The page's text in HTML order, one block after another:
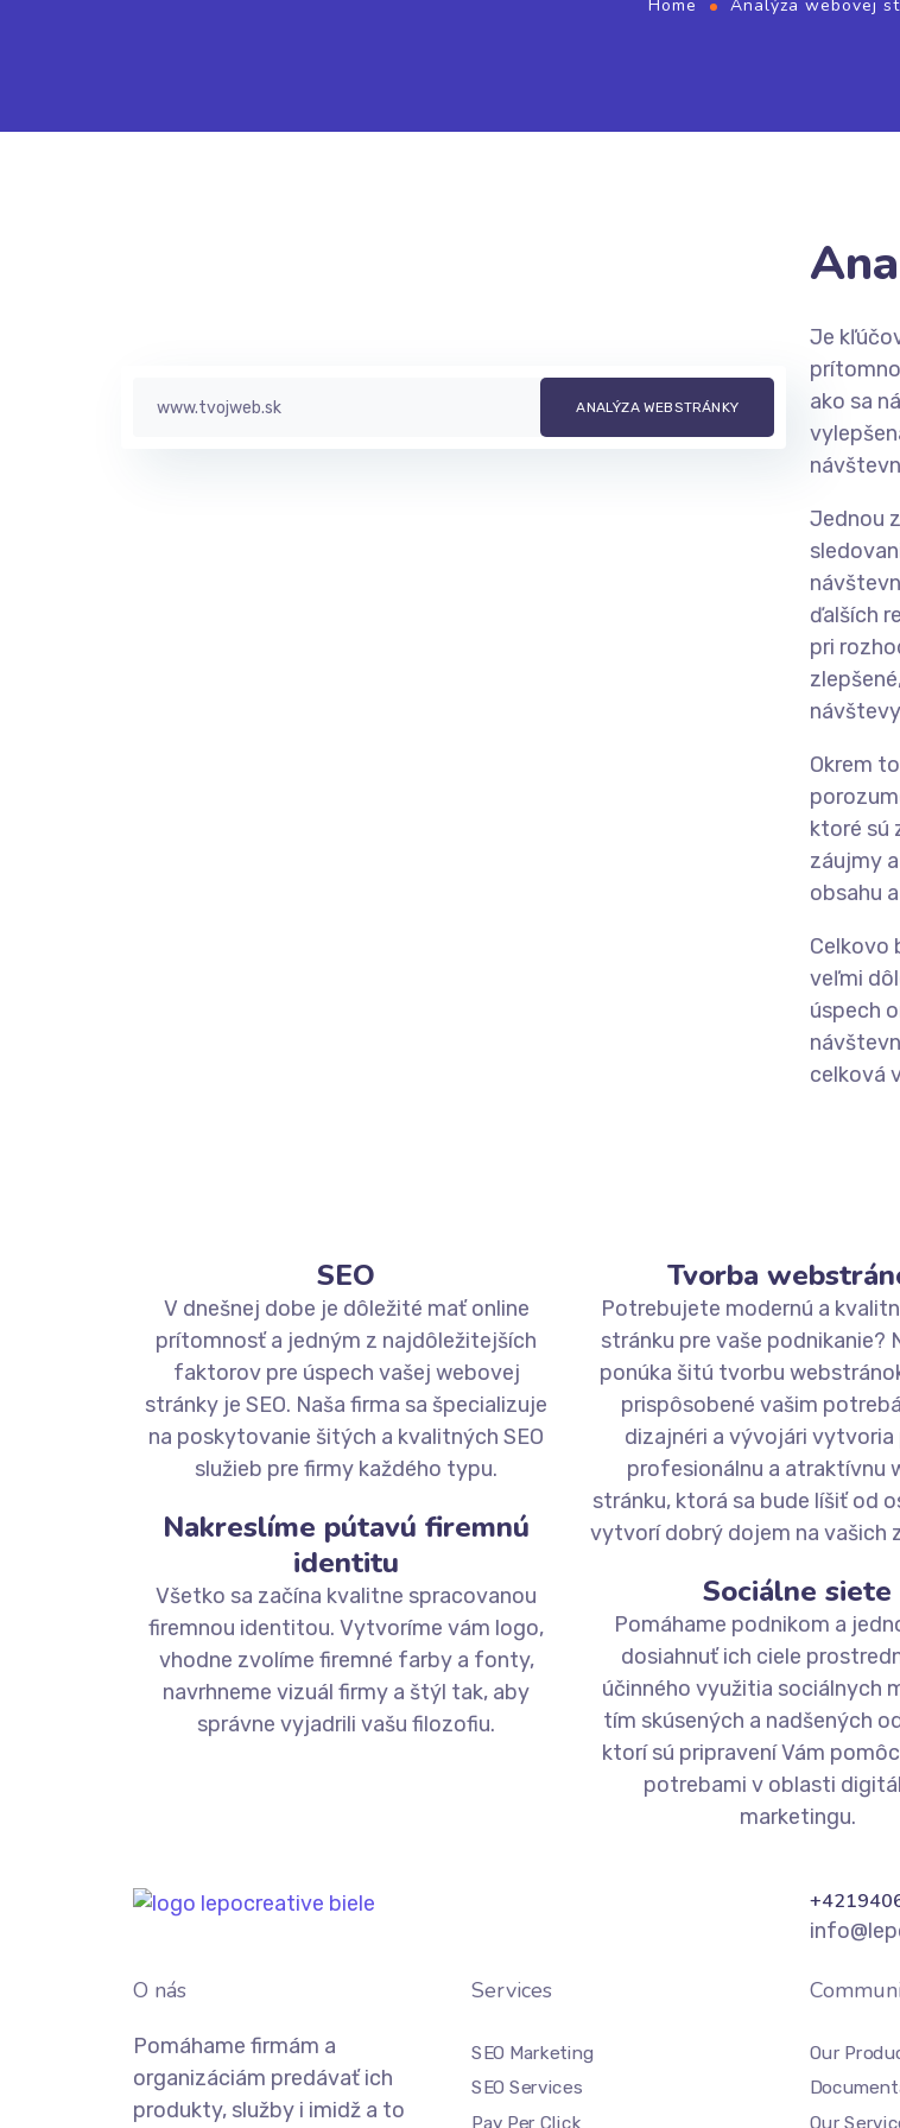
Home Analýza webovej
Je
ako sa
Jednou
ďalších
pri
Okrem
ktoré sú
záujmy
obsahu
Celkovo
veľmi
úspech
celková
SEO
V dnešnej dobe je dôležité mať online
prítomnosť a jedným z najdôležitejších
faktorov pre úspech vašej webovej
stránky je SEO. Naša firma sa špecializuje
na poskytovanie šitých a kvalitných SEO
služieb pre firmy každého typu.
Nakreslíme pútavú firemnú
identitu
Všetko sa začína kvalitne spracovanou
firemnou identitou. Vytvoríme vám logo,
vhodne zvolíme firemné farby a fonty,
navrhneme vizuál firmy a štýl tak, aby
správne vyjadrili vašu filozofiu.
Tvorba
Potrebujete modernú a
stránku pre vaše podnikanie?
ponúka šitú tvorbu
prispôsobené vašim
dizajnéri a vývojári vytvoria
profesionálnu a atraktívnu
stránku, ktorá sa bude líšiť od
vytvorí dobrý dojem na vašich
Sociálne siete
Pomáhame podnikom a
dosiahnuť ich ciele
účinného využitia sociálnych
tím skúsených a nadšených
ktorí sú pripravení Vám
potrebami v oblasti
marketingu.
O nás
Pomáhame firmám a
organizáciám predávať ich
produkty, služby i imidž a to
Services
SEO Marketing
SEO Services
Pay Per Click
Our
Our